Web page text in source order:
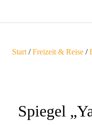
Start /Freizeit & Reise /
Spiegel